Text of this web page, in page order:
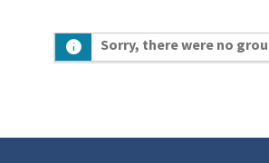
Sorry, there were no